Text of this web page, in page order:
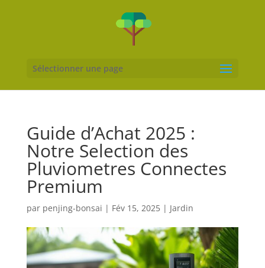
Sélectionner une page
Guide d’Achat 2025 :
Notre Selection des
Pluviometres Connectes
Premium
par penjing-bonsai | Fév 15, 2025| Jardin